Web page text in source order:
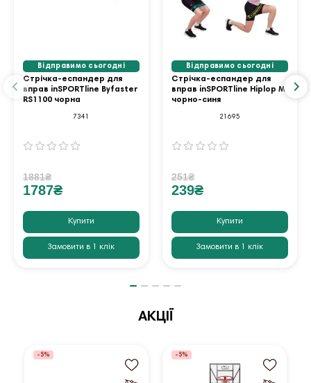
Відправимо сьогодні
Стрічка-еспандер для
вправ inSPORTline Byfaster
RS1100 чорна
7341
1881₴
1787₴
Купити
Замовити в 1 клік
Відправимо сьогодні
Стрічка-еспандер для
вправ inSPORTline Hiplop M
чорно-синя
21695
251₴
239₴
Купити
Замовити в 1 клік
АКЦІЇ
-5% -5%